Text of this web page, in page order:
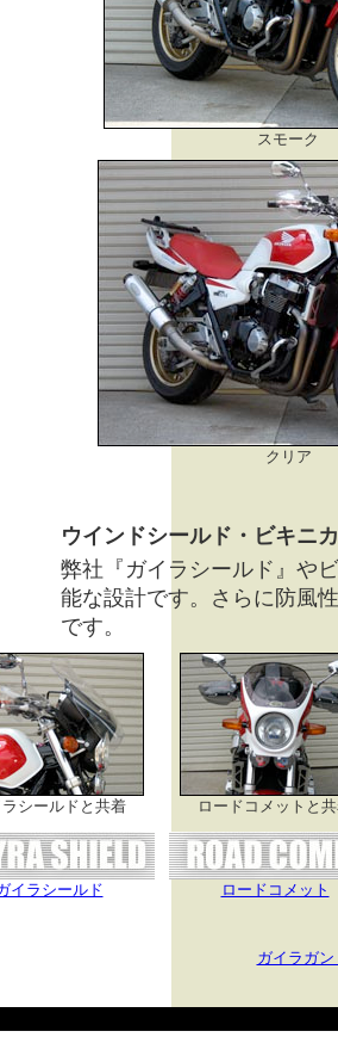
スモーク
クリア
ウインドシールド・ビキニ
弊社『ガイラシールド』や
能な設計です。さらに防風
です。
ラシールドと共着 ロードコメットと
イラシールド ロードコメット
ガイラガ